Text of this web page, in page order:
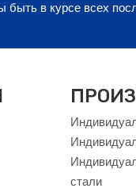
быть в курсе всех
стали